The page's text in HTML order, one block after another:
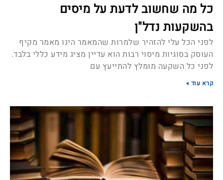
כל מה שחשוב לדעת על מיסים
בהשקעות נדל"ן
לפני הכל עלי להזהיר שלמרות שהמאמר הינו מאמר מקיף
העוסק בסוגיות מיסוי רבות הוא עדיין מציג מידע כללי בלבד.
לפני כל השקעה מומלץ להתייעץ עם
קרא עוד »